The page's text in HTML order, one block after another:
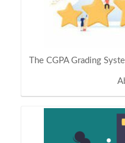
The CGPA Grading